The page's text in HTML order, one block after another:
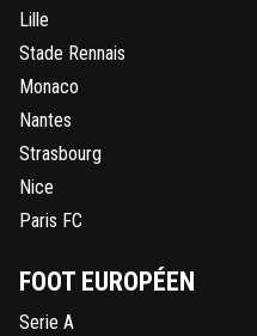
Lille
Stade Rennais
Monaco
Nantes
Strasbourg
Nice
Paris FC
FOOT EUROPÉEN
Serie A